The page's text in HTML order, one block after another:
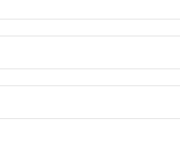
il cui principale
e delle alghe,
dei possibili effetti
La legislazione
le quantità massime
di sicurezza
L'autorizzazione
desiderato e a
deve essere
n. 231/2012del 9
sono adottate